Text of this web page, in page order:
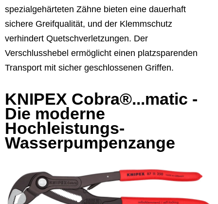
spezialgehärteten Zähne bieten eine dauerhaft
sichere Greifqualität, und der Klemmschutz
verhindert Quetschverletzungen. Der
Verschlusshebel ermöglicht einen platzsparenden
Transport mit sicher geschlossenen Griffen.
KNIPEX Cobra®...matic -
Die moderne
Hochleistungs-
Wasserpumpenzange